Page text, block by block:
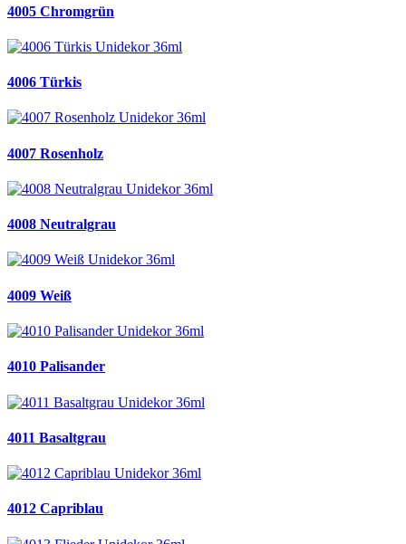
4005 Chromgrün
4006 Türkis
4007 Rosenholz
4008 Neutralgrau
4009 Weiß
4010 Palisander
4011 Basaltgrau
4012 Capriblau